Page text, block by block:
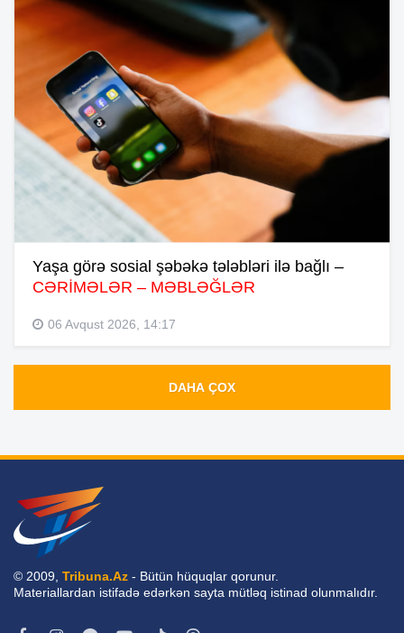
Yaşa görə sosial şəbəkə tələbləri ilə bağlı –
CƏRİMƏLƏR – MƏBLƏĞLƏR
06 Avqust 2026, 14:17
DAHA ÇOX
© 2009, Tribuna.Az - Bütün hüquqlar qorunur.
Materiallardan istifadə edərkən sayta mütləq istinad olunmalıdır.